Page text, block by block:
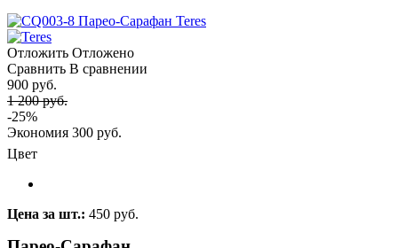
Отложить Отложено
Сравнить В сравнении
900 руб.
1 200 руб.
-25%
Экономия 300 руб.
Цвет
Цена за шт.: 450 руб.